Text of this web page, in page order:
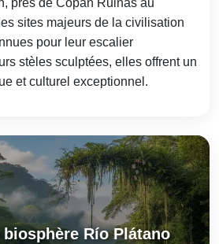
près de Copán Ruinas au
sites majeurs de la civilisation
pour leur escalier
stèles sculptées, elles offrent un
et culturel exceptionnel.
biosphère Río Plátano